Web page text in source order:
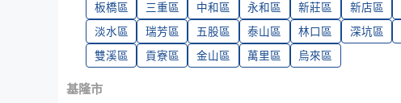
板橋區 三重區 中和區 永和區 新莊區 新店區
淡水區
瑞芳區 五股區 泰山區 林口區 深坑區
雙溪區
貢寮區 金山區 萬里區 烏來區
基隆市